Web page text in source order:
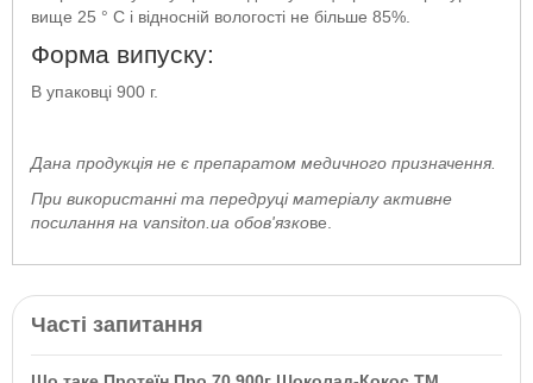
вище 25 ° С і відносній вологості не більше 85%.
Форма випуску:
В упаковці 900 г.
Дана продукція не є препаратом медичного призначення.
При використанні та передруці матеріалу активне
посилання на vansiton.ua обов'язкове.
Часті запитання